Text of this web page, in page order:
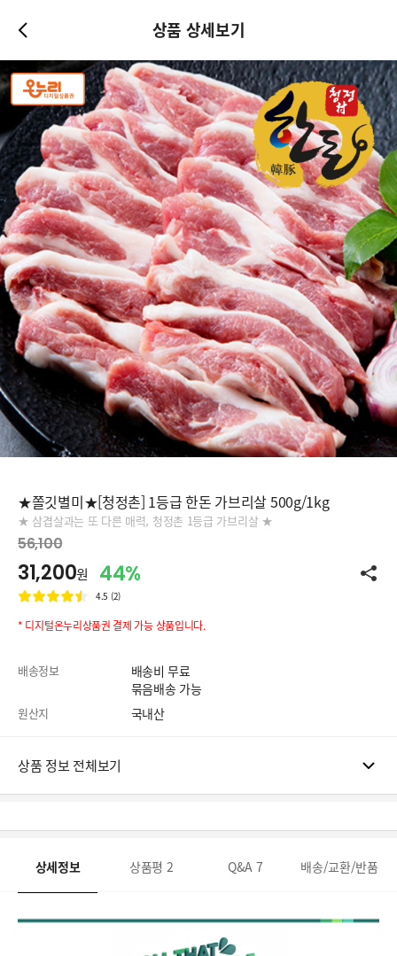
상품 상세보기
★쫄깃별미★[청정촌] 1등급 한돈 가브리살 500g/1kg
★ 삼겹살과는 또 다른 매력, 청정촌 1등급 가브리살 ★
56,100
31,200원 44%
4.5 (2)
* 디지털온누리상품권 결제 가능 상품입니다.
배송정보
배송비 무료
묶음배송 가능
원산지 국내산
상품 정보 전체보기
상세정보 상품평 2 Q&A 7 배송/교환/반품